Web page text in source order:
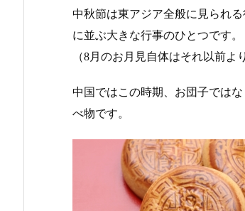
中秋節は東アジア全般に見られ
に並ぶ大きな行事のひとつです。
（8月のお月見自体はそれ以前よ
中国ではこの時期、お団子では
べ物です。